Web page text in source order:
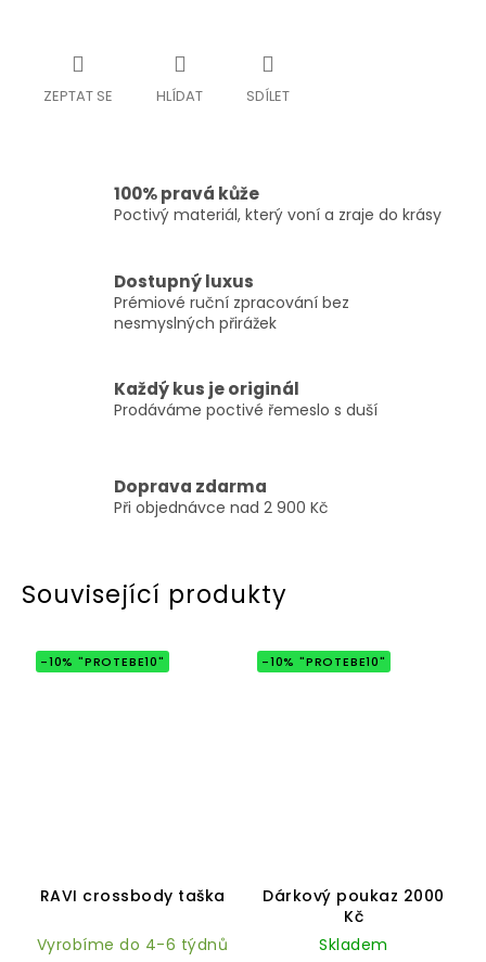
ZEPTAT SE HLÍDAT SDÍLET
100% pravá kůže
Poctivý materiál, který voní a zraje do krásy
Dostupný luxus
Prémiové ruční zpracování bez
nesmyslných přirážek
Každý kus je originál
Prodáváme poctivé řemeslo s duší
Doprava zdarma
Při objednávce nad 2 900 Kč
Související produkty
-10% "PROTEBE10"
RAVI crossbody taška
produktu
5,0
z
Vyrobíme do 4-6 týdnů
-10% "PROTEBE10"
Dárkový poukaz 2000
Kč
produktu
je
5,0
z
Skladem